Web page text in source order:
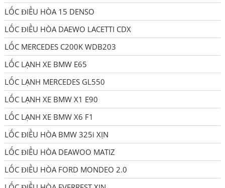
LỐC ĐIỀU HÒA 15 DENSO
LỐC ĐIỀU HÒA DAEWO LACETTI CDX
LỐC MERCEDES C200K WDB203
LỐC LẠNH XE BMW E65
LỐC LẠNH MERCEDES GL550
LỐC LẠNH XE BMW X1 E90
LỐC LẠNH XE BMW X6 F1
LỐC ĐIỀU HÒA BMW 325i XỊN
LỐC ĐIỀU HÒA DEAWOO MATIZ
LỐC ĐIỀU HÒA FORD MONDEO 2.0